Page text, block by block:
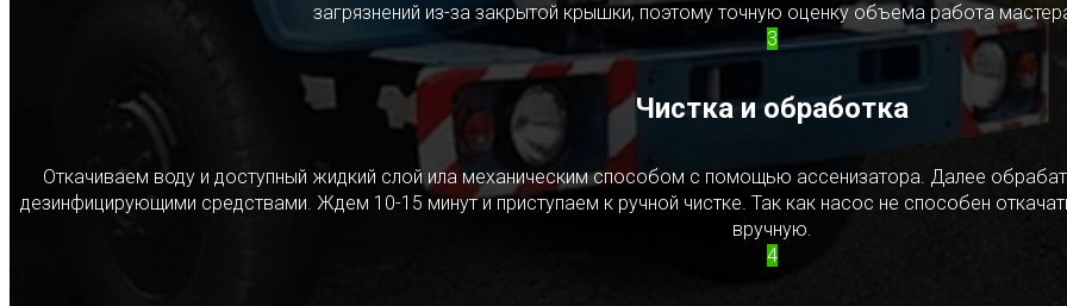
загрязнений из-за закрытой крышки, поэтому точную оценку объема работа
3
Чистка и обработка
Откачиваем воду и доступный жидкий слой ила механическим способом с помощью ассенизатора. Далее
дезинфицирующими средствами. Ждем 10-15 минут и приступаем к ручной чистке. Так как насос не способен
вручную.
4